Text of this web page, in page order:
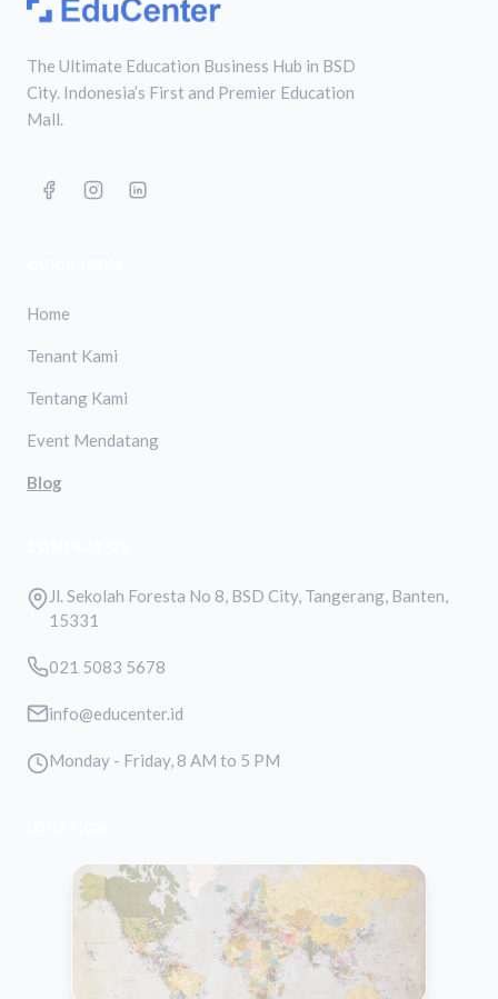
The Ultimate Education Business Hub in BSD
City. Indonesia’s First and Premier Education
Mall.
Home
Tenant Kami
Tentang Kami
Event Mendatang
Blog
Jl. Sekolah Foresta No 8, BSD City, Tangerang, Banten,
15331
021 5083 5678
info@educenter.id
Monday - Friday, 8 AM to 5 PM